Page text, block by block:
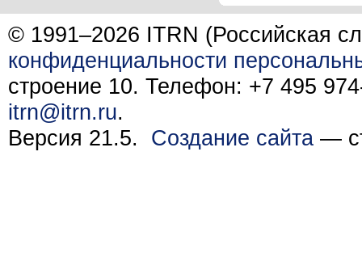
© 1991–2026 ITRN (Российская
конфиденциальности
строение 10. Телефон: +7 495
itrn@itrn.ru.
Версия 21.5. Создание сайта —